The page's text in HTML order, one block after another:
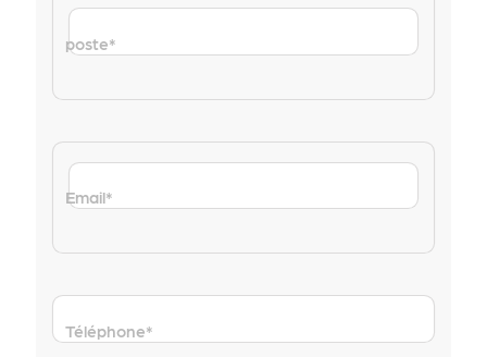
poste*
Email*
Téléphone*